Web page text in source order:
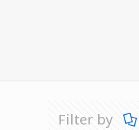
Filter by